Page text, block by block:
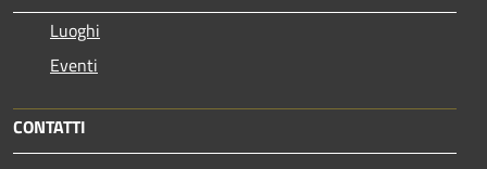
Luoghi
Eventi
CONTATTI